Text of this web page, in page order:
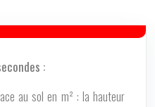
:
au sol en m² : la hauteur